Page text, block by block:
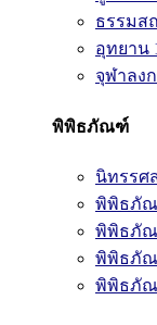
ธรรมส
อุทยาน
จุฬาลง
พิพิธภัณฑ์
นิทรรศ
พิพิธภั
พิพิธภัณ
พิพิธภั
พิพิธภั